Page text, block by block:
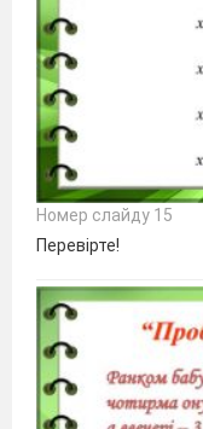
Номер слайду 15
Перевірте!